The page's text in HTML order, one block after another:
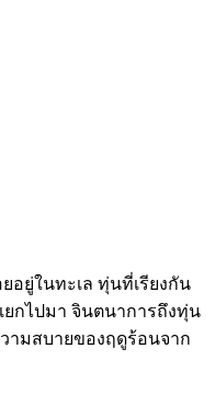
ยู่ในทะเล ทุ่นที่เรียงกัน
ยกไปมา จินตนาการถึงทุ่น
ามสบายของฤดูร้อนจาก